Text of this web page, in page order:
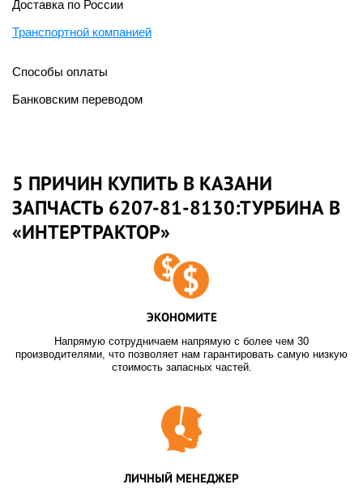
Доставка по России
Транспортной компанией
Способы оплаты
Банковским переводом
5 ПРИЧИН КУПИТЬ В КАЗАНИ
ЗАПЧАСТЬ 6207-81-8130:ТУРБИНА В
«ИНТЕРТРАКТОР»
ЭКОНОМИТЕ
Напрямую сотрудничаем напрямую с более чем 30
производителями, что позволяет нам гарантировать самую низкую
стоимость запасных частей.
ЛИЧНЫЙ МЕНЕДЖЕР